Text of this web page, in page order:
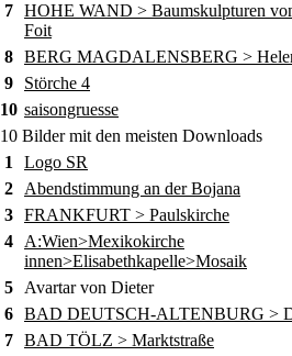
7 HOHE WAND > Baumskulpturen
Foit
8 BERG MAGDALENSBERG >
9
Störche 4
10 saisongruesse
10 Bilder mit den meisten Downloads
1
Logo SR
2
Abendstimmung an der Bojana
3 FRANKFURT > Paulskirche
4
A:Wien>Mexikokirche
innen>Elisabethkapelle>Mosaik
5
Avartar von Dieter
6 BAD DEUTSCH-ALTENBURG >
7 BAD TÖLZ > Marktstraße